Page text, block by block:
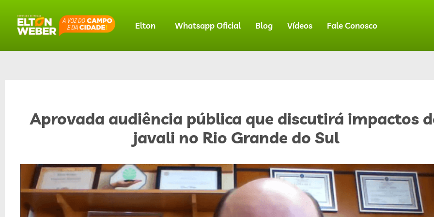
Elton Whatsapp Oficial Blog Vídeos Fale Conosco
Aprovada audiência pública que discutirá impactos
javali no Rio Grande do Sul